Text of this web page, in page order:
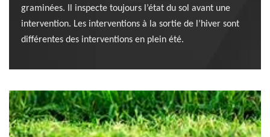
graminées. Il inspecte toujours l’état du sol avant une
intervention. Les interventions à la sortie de l’hiver sont
différentes des interventions en plein été.